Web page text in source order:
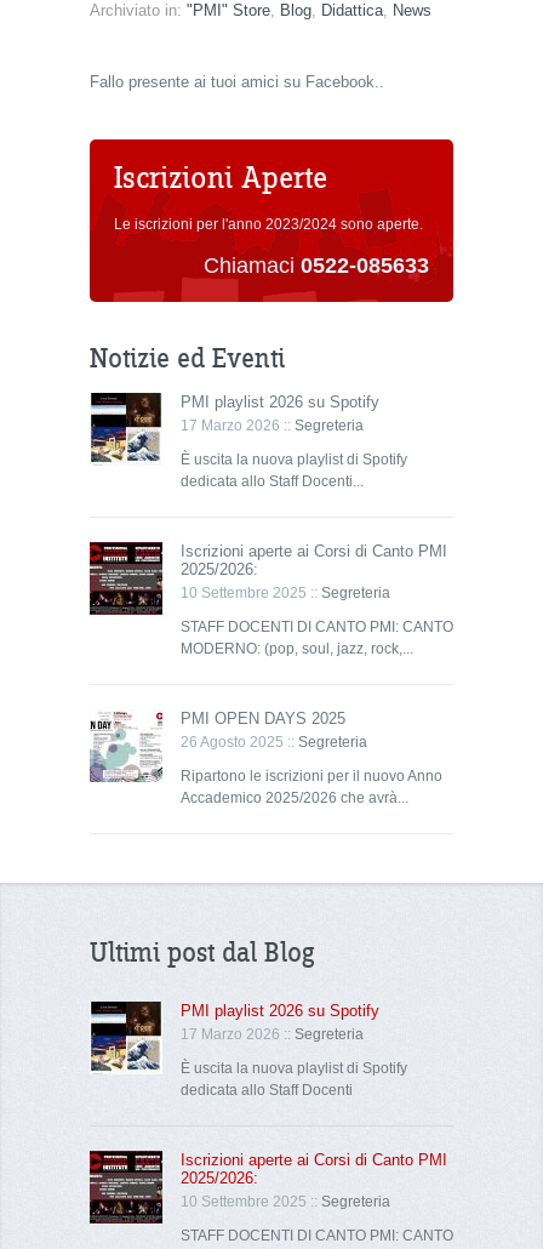
Archiviato in: "PMI" Store, Blog, Didattica, News
Fallo presente ai tuoi amici su Facebook..
Iscrizioni Aperte
Le iscrizioni per l'anno 2023/2024 sono aperte.
Chiamaci 0522-085633
Notizie ed Eventi
PMI playlist 2026 su Spotify
17 Marzo 2026 :: Segreteria
È uscita la nuova playlist di Spotify
dedicata allo Staff Docenti...
Iscrizioni aperte ai Corsi di Canto PMI
2025/2026:
10 Settembre 2025 :: Segreteria
STAFF DOCENTI DI CANTO PMI: CANTO
MODERNO: (pop, soul, jazz, rock,...
PMI OPEN DAYS 2025
26 Agosto 2025 :: Segreteria
Ripartono le iscrizioni per il nuovo Anno
Accademico 2025/2026 che avrà...
Ultimi post dal Blog
PMI playlist 2026 su Spotify
17 Marzo 2026 :: Segreteria
È uscita la nuova playlist di Spotify
dedicata allo Staff Docenti
Iscrizioni aperte ai Corsi di Canto PMI
2025/2026:
10 Settembre 2025 :: Segreteria
STAFF DOCENTI DI CANTO PMI: CANTO